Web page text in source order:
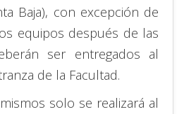
Baja), con excepción de
equipos después de las
ser entregados al
de la Facultad.
solo se realizará al